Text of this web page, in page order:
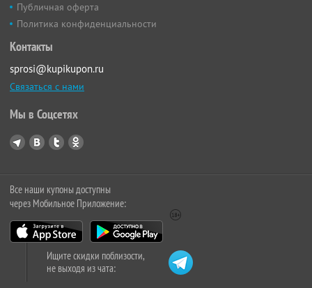
Публичная оферта
Политика конфиденциальности
Контакты
sprosi@kupikupon.ru
Связаться с нами
Мы в Соцсетях
Все наши купоны доступны
через Мобильное Приложение:
Ищите скидки поблизости,
не выходя из чата: